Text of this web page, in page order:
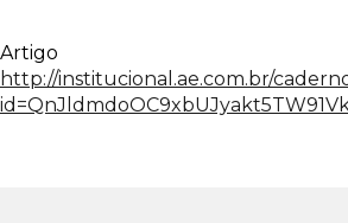
Artigo
http://institucional.ae.com.br/